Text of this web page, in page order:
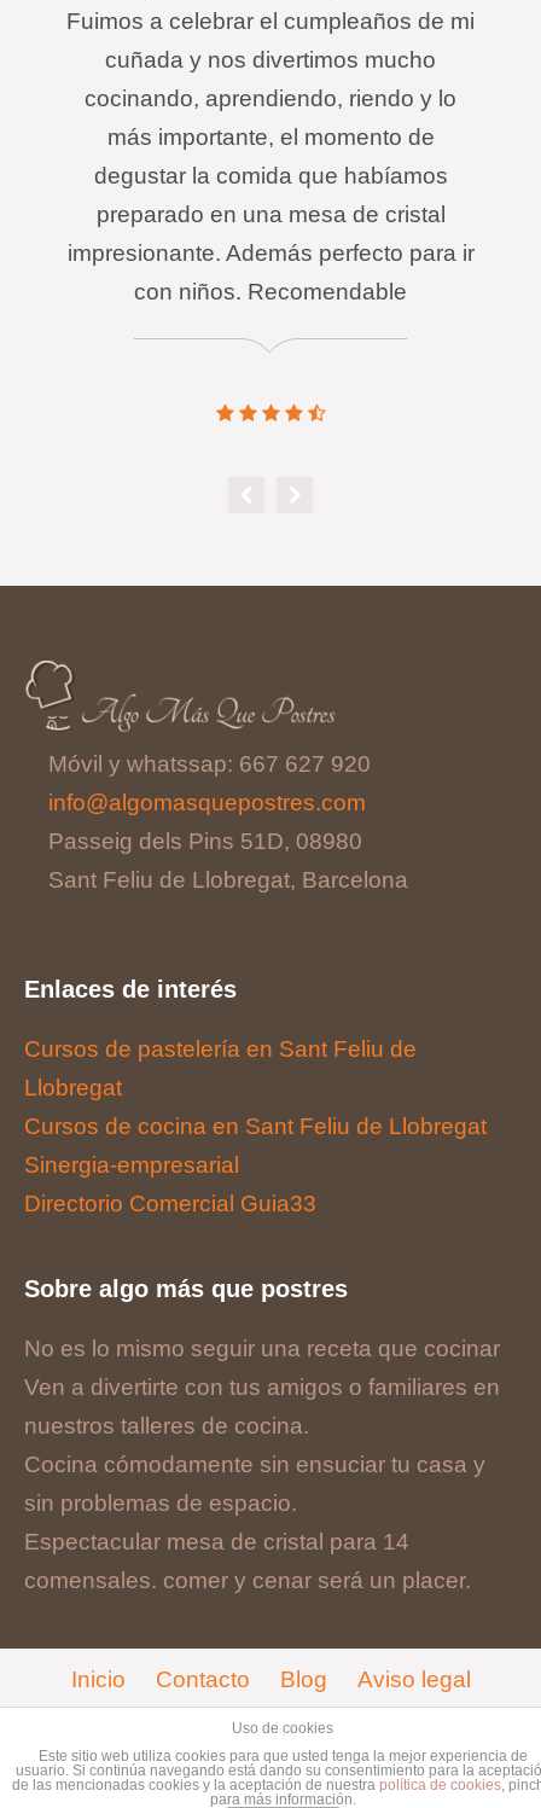
Fuimos a celebrar el cumpleaños de mi
cuñada y nos divertimos mucho
cocinando, aprendiendo, riendo y lo
más importante, el momento de
degustar la comida que habíamos
preparado en una mesa de cristal
impresionante. Además perfecto para ir
con niños. Recomendable
Móvil y whatssap: 667 627 920
info@algomasquepostres.com
Passeig dels Pins 51D, 08980
Sant Feliu de Llobregat, Barcelona
Enlaces de interés
Cursos de pastelería en Sant Feliu de
Llobregat
Cursos de cocina en Sant Feliu de Llobregat
Sinergia-empresarial
Directorio Comercial Guia33
Sobre algo más que postres
No es lo mismo seguir una receta que cocinar
Ven a divertirte con tus amigos o familiares en
nuestros talleres de cocina.
Cocina cómodamente sin ensuciar tu casa y
sin problemas de espacio.
Espectacular mesa de cristal para 14
comensales. comer y cenar será un placer.
Inicio Contacto Blog
Aviso legal
Cookies
© Copyright 2017. Designed byGuia33 SL.
Uso de cookies
Este sitio web utiliza cookies para que usted tenga la mejor experiencia de
usuario. Si continúa navegando está dando su consentimiento para la
de las mencionadas cookies y la aceptación de nuestra política de cookies,
para más información.